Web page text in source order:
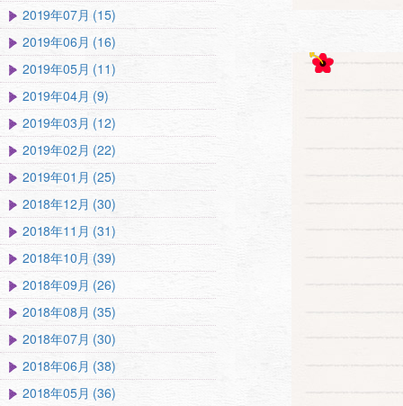
2019年07月 (15)
2019年06月 (16)
2019年05月 (11)
2019年04月 (9)
2019年03月 (12)
2019年02月 (22)
2019年01月 (25)
2018年12月 (30)
2018年11月 (31)
2018年10月 (39)
2018年09月 (26)
2018年08月 (35)
2018年07月 (30)
2018年06月 (38)
2018年05月 (36)